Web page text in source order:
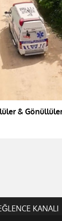
&
KANALI